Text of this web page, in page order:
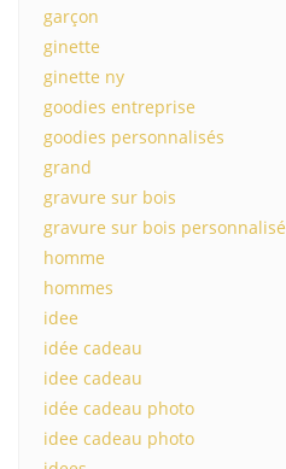
garçon
ginette
ginette ny
goodies entreprise
goodies personnalisés
grand
gravure sur bois
gravure sur bois personnalisé
homme
hommes
idee
idée cadeau
idee cadeau
idée cadeau photo
idee cadeau photo